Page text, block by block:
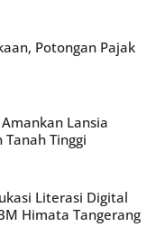
Potongan Pajak
Lansia
Tanah Tinggi
Literasi Digital
Himata Tangerang